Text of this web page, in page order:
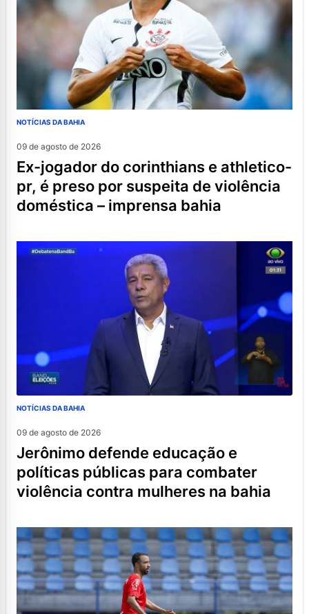
NOTÍCIAS DA BAHIA
09 de agosto de 2026
ex-jogador do corinthians e athletico-
pr, é preso por suspeita de violência
doméstica – imprensa bahia
NOTÍCIAS DA BAHIA
09 de agosto de 2026
jerônimo defende educação e
políticas públicas para combater
violência contra mulheres na bahia